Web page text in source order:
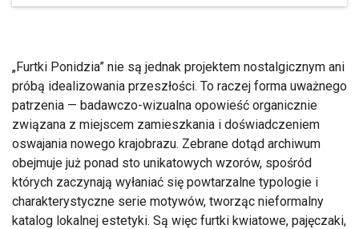
„Furtki Ponidzia” nie są jednak projektem nostalgicznym ani
próbą idealizowania przeszłości. To raczej forma uważnego
patrzenia — badawczo-wizualna opowieść organicznie
związana z miejscem zamieszkania i doświadczeniem
oswajania nowego krajobrazu. Zebrane dotąd archiwum
obejmuje już ponad sto unikatowych wzorów, spośród
których zaczynają wyłaniać się powtarzalne typologie i
charakterystyczne serie motywów, tworząc nieformalny
katalog lokalnej estetyki. Są więc furtki kwiatowe, pajęczaki,